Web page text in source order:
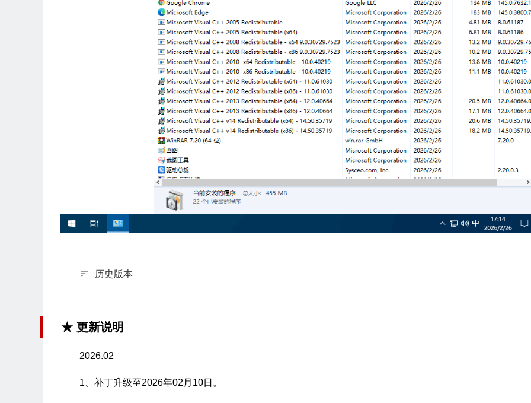
历史版本
★ 更新说明
2026.02
1、补丁升级至2026年02月10日。